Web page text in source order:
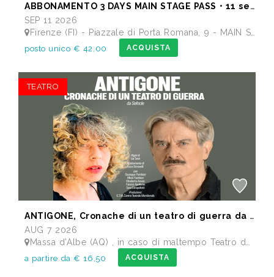
ABBONAMENTO 3 DAYS MAIN STAGE PASS • 11 settembre: Alborosie & Shengen Clan, DJ Gruff feat Gavino Murgia - Lauryyn - Beatrice Dellacasa, after party Dj Gruff • 12 settembre: Altea, Pellegrino, Casino Royale • 13 settembre: Meraz, Teho Teardo & Blixa Bargeld, C'Mon Tigre
SEP 11 2026
Firenze (FI) - Piazzale di Porta Romana, 9 - MAIN STAGE - Giardino delle Scuderie Reali
posto unico € 42,00 ACQUISTA
TEATRO
ANTIGONE, Cronache di un teatro di guerra da Sofocle
AUG 7 2026
Massa d'Albe (AQ) , in caso di maltempo Teatro dei Marsi Avezzano AQ - Anfiteatro Romano di Alba Fucens
a partire da € 16,50 ACQUISTA